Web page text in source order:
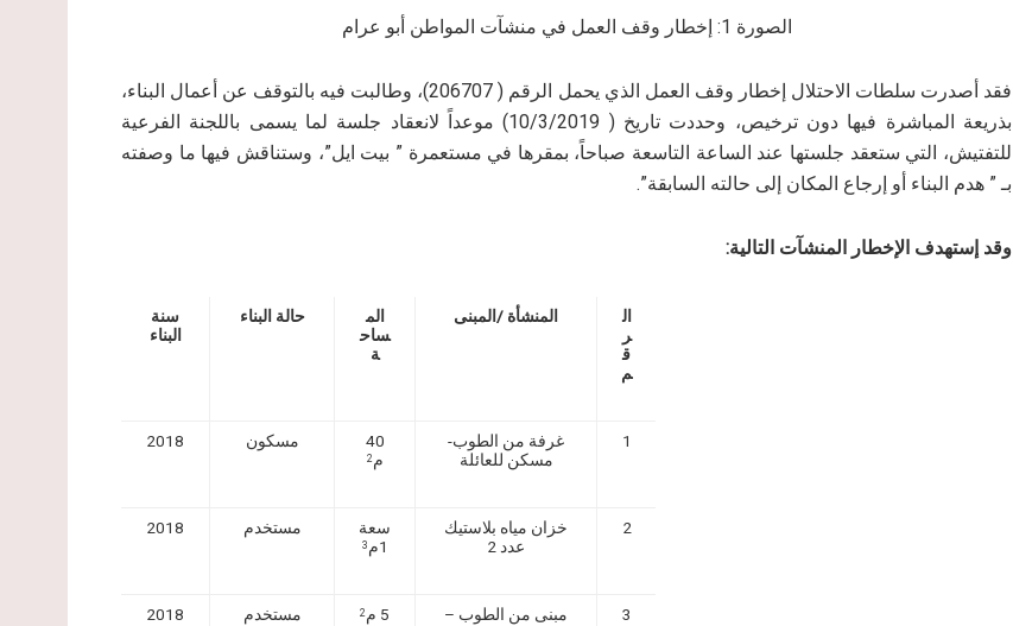
الصورة 1: إخطار وقف العمل في منشآت المواطن أبو عرام
فقد أصدرت سلطات الاحتلال إخطار وقف العمل الذي يحمل الرقم ( 206707)، وطالبت فيه بالتوقف عن أعمال البناء،
بذريعة المباشرة فيها دون ترخيص، وحددت تاريخ ( 10/3/2019) موعداً لانعقاد جلسة لما يسمى باللجنة الفرعية
للتفتيش، التي ستعقد جلستها عند الساعة التاسعة صباحاً، بمقرها في مستعمرة ” بيت ايل”، وستناقش فيها ما وصفته
بـ ” هدم البناء أو إرجاع المكان إلى حالته السابقة”.
وقد إستهدف الإخطار المنشآت التالية:
ال
ر
ق
م
المنشأة /المبنى
الم
ساح
ة
حالة البناء
سنة
البناء
1
غرفة من الطوب-
مسكن للعائلة
40
م2
مسكون 2018
2
خزان مياه بلاستيك
عدد 2
سعة
1م
3
مستخدم 2018
3
مبنى من الطوب –
5 م 2 مستخدم 2018